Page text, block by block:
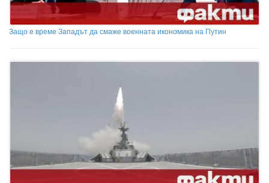
Защо е време Западът да смаже военната икономика на Путин